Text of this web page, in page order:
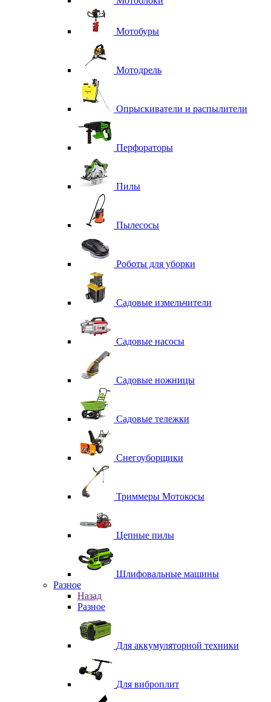
Мотобуры
Мотодрель
Опрыскиватели и распылители
Перфораторы
Пилы
Пылесосы
Роботы для уборки
Садовые измельчители
Садовые насосы
Садовые ножницы
Садовые тележки
Снегоуборщики
Триммеры Мотокосы
Цепные пилы
Шлифовальные машины
Разное
Назад
Разное
Для аккумуляторной техники
Для виброплит